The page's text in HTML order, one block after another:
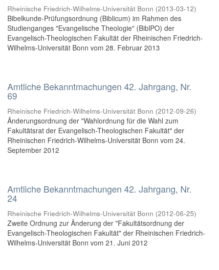
Rheinische Friedrich-Wilhelms-Universität Bonn (2013-03-12)
Bibelkunde-Prüfungsordnung (Biblicum) im Rahmen des
Studienganges "Evangelische Theologie" (BiblPO) der
Evangelisch-Theologischen Fakultät der Rheinischen Friedrich-
Wilhelms-Universität Bonn vom 28. Februar 2013
Amtliche Bekanntmachungen 42. Jahrgang, Nr.
69
Rheinische Friedrich-Wilhelms-Universität Bonn (2012-09-26)
Änderungsordnung der "Wahlordnung für die Wahl zum
Fakultätsrat der Evangelisch-Theologischen Fakultät" der
Rheinischen Friedrich-Wilhelms-Universität Bonn vom 24.
September 2012
Amtliche Bekanntmachungen 42. Jahrgang, Nr.
24
Rheinische Friedrich-Wilhelms-Universität Bonn (2012-06-25)
Zweite Ordnung zur Änderung der "Fakultätsordnung der
Evangelisch-Theologischen Fakultät" der Rheinischen Friedrich-
Wilhelms-Universität Bonn vom 21. Juni 2012